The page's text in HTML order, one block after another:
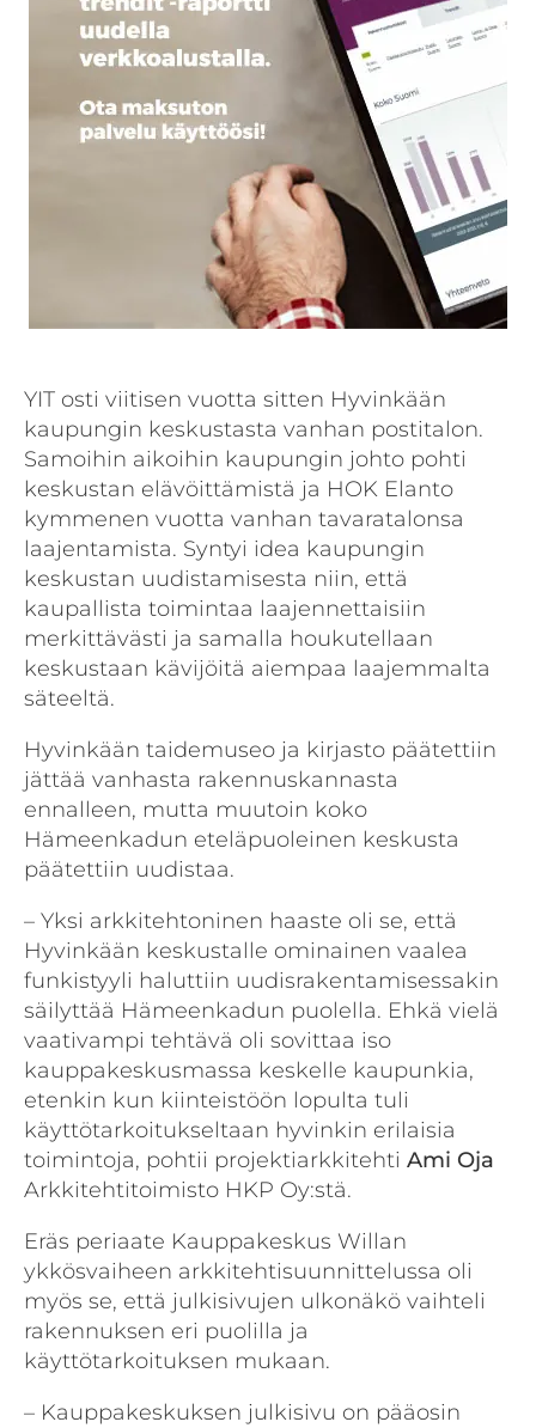
YIT osti viitisen vuotta sitten Hyvinkään
kaupungin keskustasta vanhan postitalon.
Samoihin aikoihin kaupungin johto pohti
keskustan elävöittämistä ja HOK Elanto
kymmenen vuotta vanhan tavaratalonsa
laajentamista. Syntyi idea kaupungin
keskustan uudistamisesta niin, että
kaupallista toimintaa laajennettaisiin
merkittävästi ja samalla houkutellaan
keskustaan kävijöitä aiempaa laajemmalta
säteeltä.
Hyvinkään taidemuseo ja kirjasto päätettiin
jättää vanhasta rakennuskannasta
ennalleen, mutta muutoin koko
Hämeenkadun eteläpuoleinen keskusta
päätettiin uudistaa.
– Yksi arkkitehtoninen haaste oli se, että
Hyvinkään keskustalle ominainen vaalea
funkistyyli haluttiin uudisrakentamisessakin
säilyttää Hämeenkadun puolella. Ehkä vielä
vaativampi tehtävä oli sovittaa iso
kauppakeskusmassa keskelle kaupunkia,
etenkin kun kiinteistöön lopulta tuli
käyttötarkoitukseltaan hyvinkin erilaisia
toimintoja, pohtii projektiarkkitehti Ami Oja
Arkkitehtitoimisto HKP Oy:stä.
Eräs periaate Kauppakeskus Willan
ykkösvaiheen arkkitehtisuunnittelussa oli
myös se, että julkisivujen ulkonäkö vaihteli
rakennuksen eri puolilla ja
käyttötarkoituksen mukaan.
– Kauppakeskuksen julkisivu on pääosin